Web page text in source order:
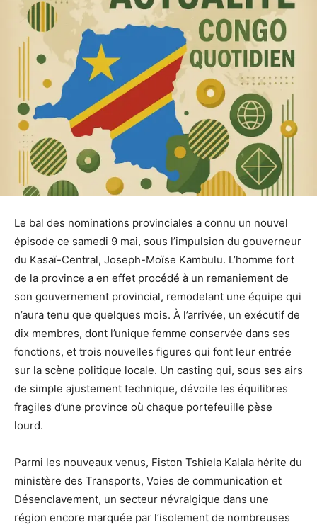
Le bal des nominations provinciales a connu un nouvel
épisode ce samedi 9 mai, sous l’impulsion du gouverneur
du Kasaï-Central, Joseph-Moïse Kambulu. L’homme fort
de la province a en effet procédé à un remaniement de
son gouvernement provincial, remodelant une équipe qui
n’aura tenu que quelques mois. À l’arrivée, un exécutif de
dix membres, dont l’unique femme conservée dans ses
fonctions, et trois nouvelles figures qui font leur entrée
sur la scène politique locale. Un casting qui, sous ses airs
de simple ajustement technique, dévoile les équilibres
fragiles d’une province où chaque portefeuille pèse
lourd.
Parmi les nouveaux venus, Fiston Tshiela Kalala hérite du
ministère des Transports, Voies de communication et
Désenclavement, un secteur névralgique dans une
région encore marquée par l’isolement de nombreuses